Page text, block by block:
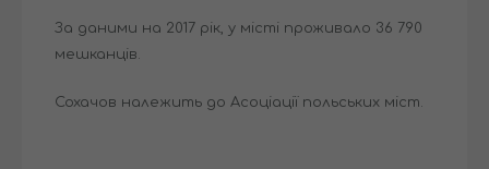
За даними на 2017 рік, у місті проживало 36 790
мешканців.
Сохачов належить до Асоціації польських міст.